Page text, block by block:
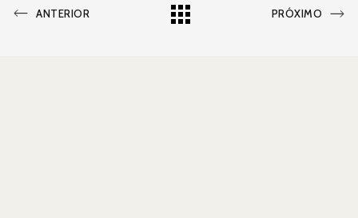
PORTFOLIO
ANTERIOR
Todos
PRÓXIMO
PRÓXIMO